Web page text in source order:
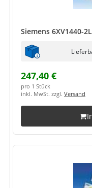
Siemens 6XV1440-
247,40 €
pro 1 Stück
inkl. MwSt. zzgl. Versand